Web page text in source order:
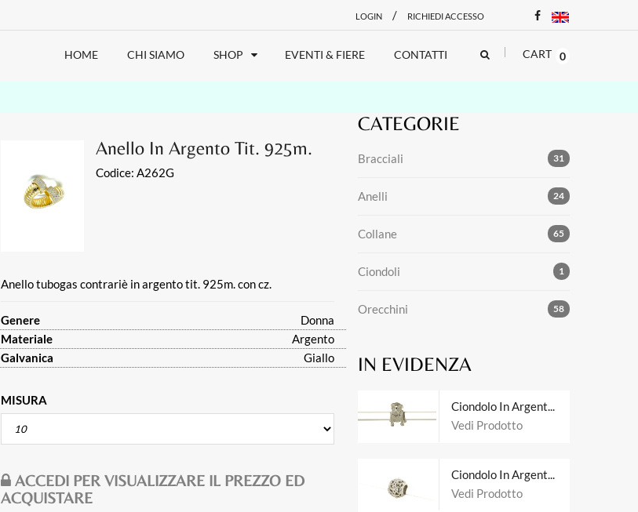
LOGIN / RICHIEDI ACCESSO
HOME CHI SIAMO SHOP EVENTI & FIERE CONTATTI CART 0
Anello In Argento Tit. 925m.
Codice:A262G
Anello tubogas contrariè in argento tit. 925m. con cz.
Genere
Donna
Materiale
Argento
Galvanica
Giallo
MISURA
ACCEDI PER VISUALIZZARE IL PREZZO ED
ACQUISTARE
CATEGORIE
31
Bracciali
24
Anelli
65
Collane
1
Ciondoli
58
Orecchini
IN EVIDENZA
Ciondolo In Argento Tit. 925m.
Vedi Prodotto
Ciondolo In Argento Tit. 925m.
Vedi Prodotto